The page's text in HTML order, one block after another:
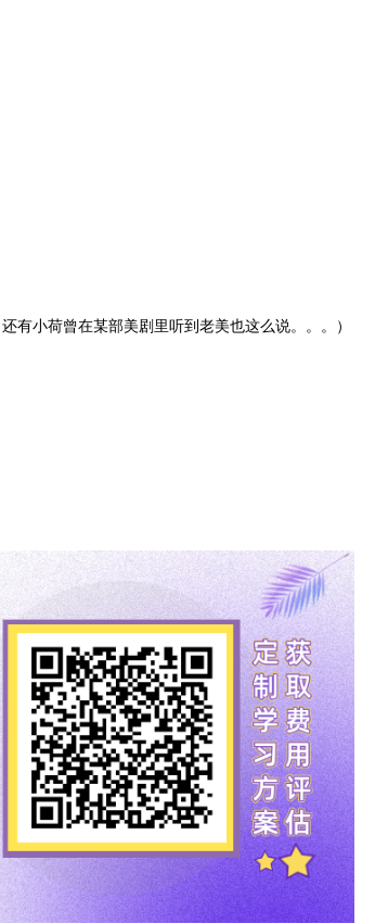
有小荷曾在某部美剧里听到老美也这么说。。。）